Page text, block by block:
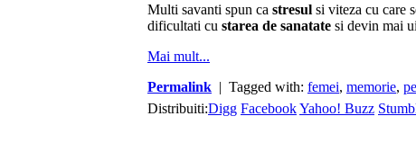
Multi savanti spun ca stresul si viteza cu care
dificultati cu starea de sanatate si devin mai
Mai mult...
Permalink | Tagged with: femei, memorie,
Distribuiti:Digg FacebookYahoo! Buzz